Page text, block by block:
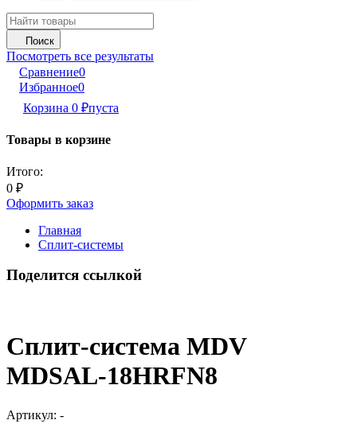
Поиск
Посмотреть все результаты
Сравнение0
Избранное0
Корзина 0 ₽пуста
Товары в корзине
Итого:
0 ₽
Оформить заказ
Главная
Сплит-системы
Поделится ссылкой
Сплит-система MDV
MDSAL-18HRFN8
Артикул: -